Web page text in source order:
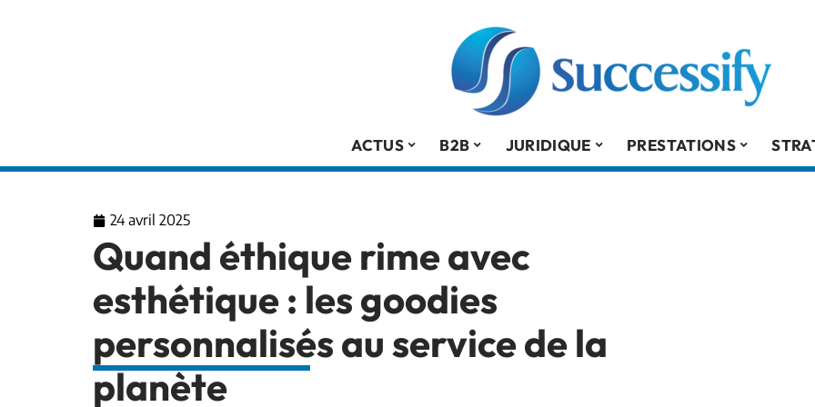
ACTUS B2B JURIDIQUE PRESTATIONS
24 avril 2025
Quand éthique rime avec
esthétique : les goodies
personnalisés au service de la
planète